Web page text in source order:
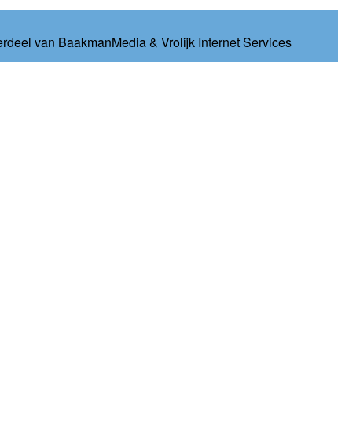
van BaakmanMedia& Vrolijk Internet Services